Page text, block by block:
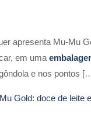
apresenta Mu-Mu
em uma
e nos pontos
Gold: doce de leite